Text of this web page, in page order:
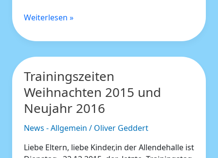
Weiterlesen »
Trainingszeiten
Weihnachten 2015 und
Neujahr 2016
News - Allgemein / Oliver Geddert
Liebe Eltern, liebe Kinder,in der Allendehalle ist
Trainingszeiten
Weihnachten
2015
und
2016